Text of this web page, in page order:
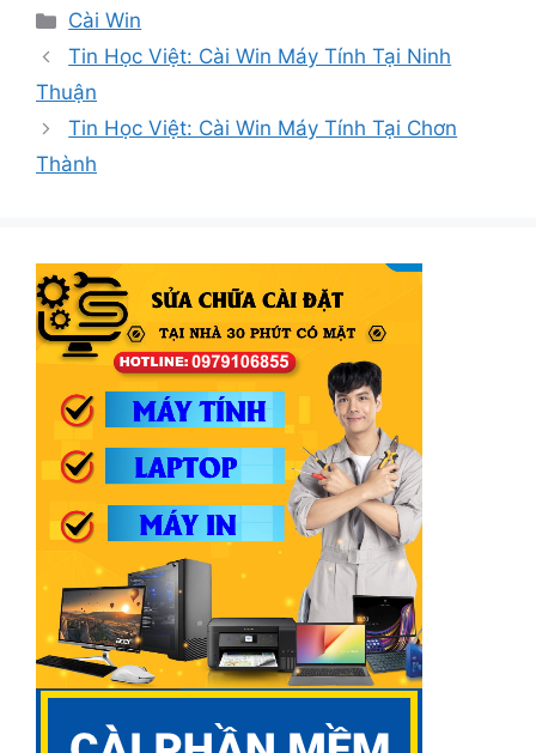
Danh
mục
Cài Win
Tin Học Việt: Cài Win Máy Tính Tại Ninh
Thuận
Tin Học Việt: Cài Win Máy Tính Tại Chơn
Thành